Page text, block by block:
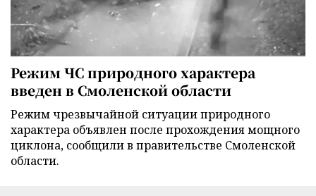
Режим ЧС природного характера
введен в Смоленской области
Режим чрезвычайной ситуации природного
характера объявлен после прохождения мощного
циклона, сообщили в правительстве Смоленской
области.